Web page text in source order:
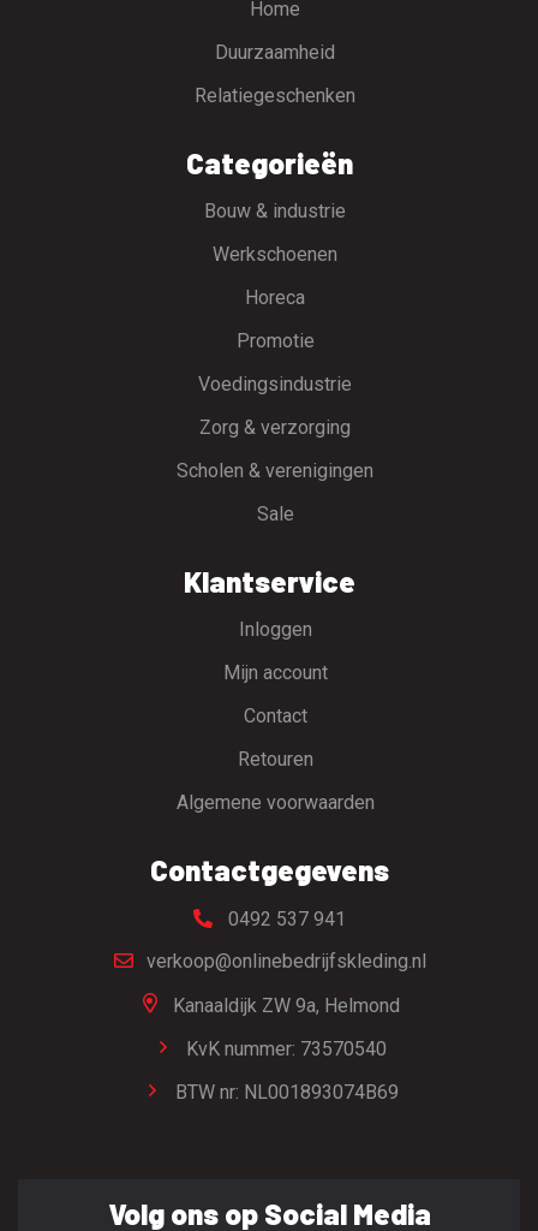
Home
Duurzaamheid
Relatiegeschenken
Categorieën
Bouw & industrie
Werkschoenen
Horeca
Promotie
Voedingsindustrie
Zorg & verzorging
Scholen & verenigingen
Sale
Klantservice
Inloggen
Mijn account
Contact
Retouren
Algemene voorwaarden
Contactgegevens
0492 537 941
verkoop@onlinebedrijfskleding.nl
Kanaaldijk ZW 9a, Helmond
KvK nummer: 73570540
BTW nr: NL001893074B69
Volg ons op Social Media